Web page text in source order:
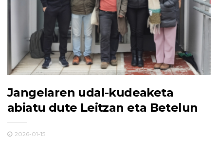
Jangelaren udal-kudeaketa
abiatu dute Leitzan eta Betelun
2026-01-15